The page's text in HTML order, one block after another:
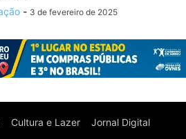
- 3 de fevereiro de 2025
Cultura e Lazer Jornal Digital